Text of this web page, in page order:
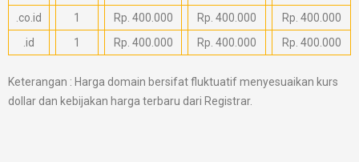
.co.id
1 Rp. 400.000 Rp. 400.000
Rp. 400.000
.id
1 Rp. 400.000 Rp. 400.000 Rp. 400.000
Keterangan : Harga domain bersifat fluktuatif menyesuaikan kurs
dollar dan kebijakan harga terbaru dari Registrar.